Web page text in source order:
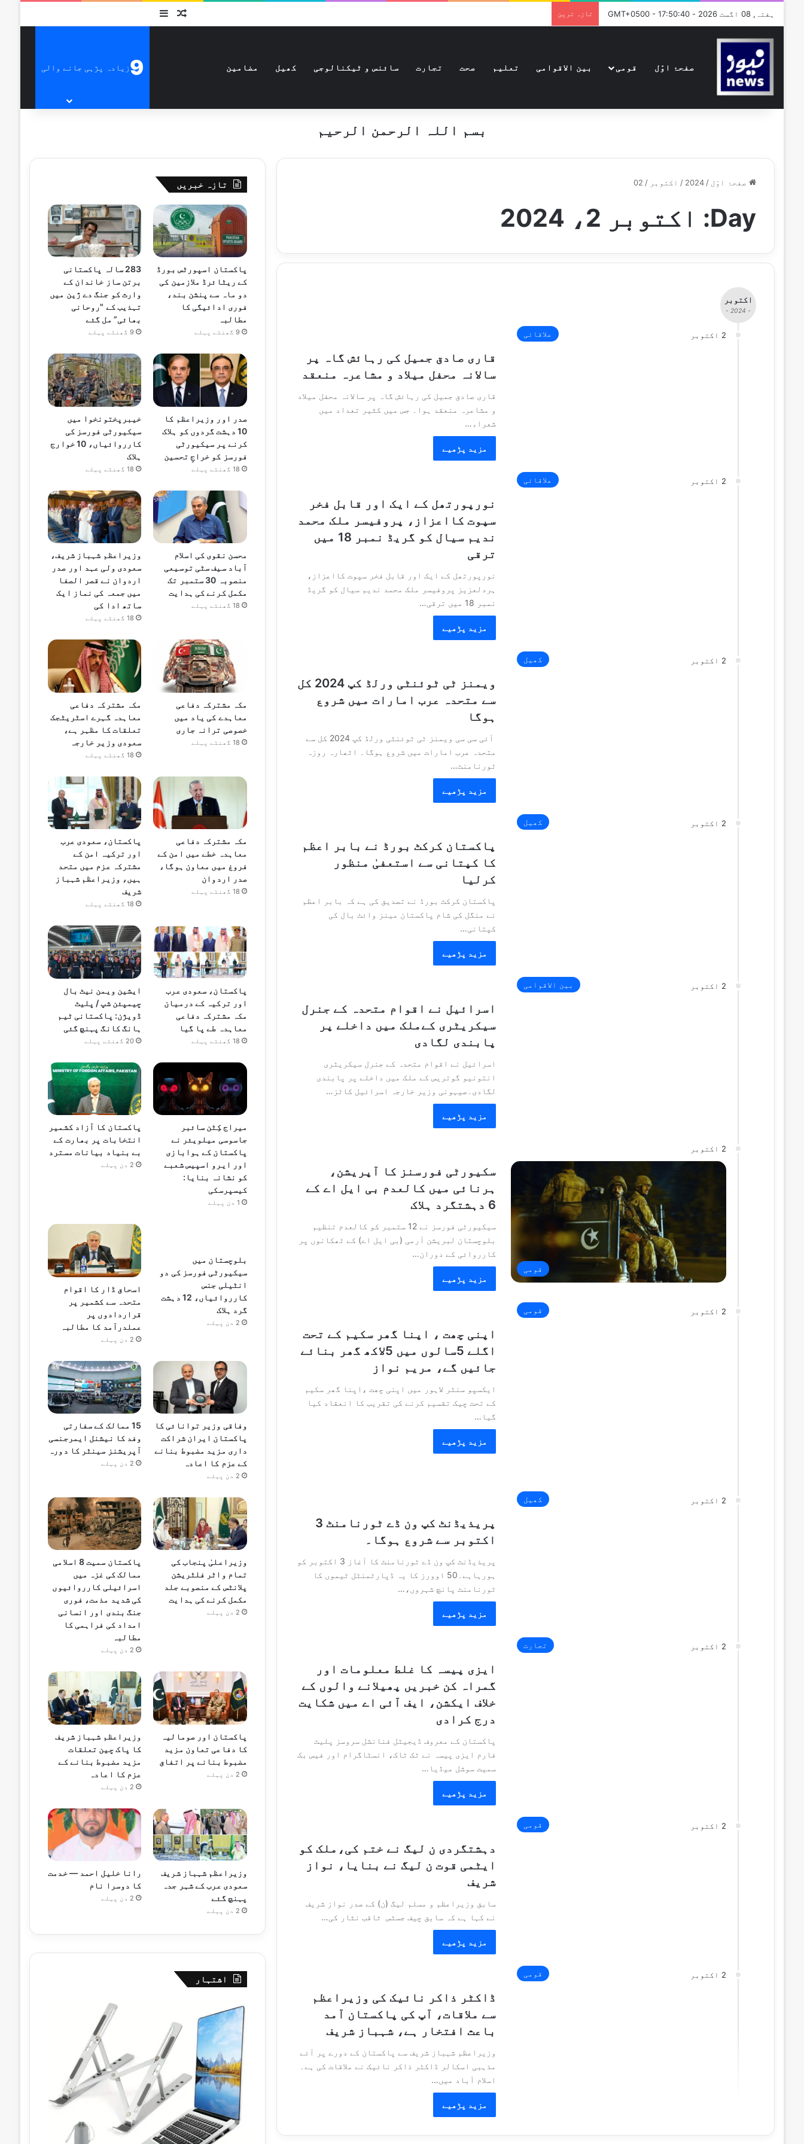
ہفتہ, 08 اگست 2026 - GMT+0500 - 17:50:40 تازہ ترین متفرق
صفحۂ اوّل قومی بین الاقوامی تعلیم صحت تجارت سائنس و ٹیکنالوجی کھیل مضامین 9زیادہ پڑہی جانے والی
بسم اللہ الرحمن الرحیم
صفحۂ اوّل /
2024
/ اکتوبر /
02
Day: اکتوبر 2، 2024
اکتوبر
- 2024 -
2 اکتوبر علاقائی
قاری صادق جمیل کی رہائش گاہ پر
سالانہ محفل میلاد و مشاعرہ منعقد
قاری صادق جمیل کی رہائش گاہ پر سالانہ محفل میلاد
و مشاعرہ منعقد ہوا۔ جس میں کثیر تعداد میں
شعراء…
مزید پڑھیے
2 اکتوبر علاقائی
نورپورتھل کے ایک اور قابل فخر
سپوت کااعزاز، پروفیسر ملک محمد
ندیم سیال کو گریڈ نمبر 18 میں
ترقی
نورپورتھل کے ایک اور قابل فخر سپوت کااعزاز،
ہردلعزیز پروفیسر ملک محمد ندیم سیال کو گریڈ
نمبر 18 میں ترقی…
مزید پڑھیے
2 اکتوبر کھیل
ویمنز ٹی ٹوئنٹی ورلڈ کپ 2024 کل
سے متحدہ عرب امارات میں شروع
ہوگا
آئی سی سی ویمنز ٹی ٹوئنٹی ورلڈ کپ 2024 کل سے
متحدہ عرب امارات میں شروع ہوگا۔ اٹھارہ روزہ
ٹورنامنٹ…
مزید پڑھیے
2 اکتوبر کھیل
پاکستان کرکٹ بورڈ نے بابر اعظم
کا کپتانی سے استعفیٰ منظور
کرلیا
پاکستان کرکٹ بورڈ نے تصدیق کی ہے کہ بابر اعظم
نے منگل کی شام پاکستان مینز وائٹ بال کی
کپتانی…
مزید پڑھیے
2 اکتوبر بین الاقوامی
اسرائیل نے اقوام متحدہ کے جنرل
سیکریٹری کےملک میں داخلے پر
پابندی لگادی
اسرائیل نے اقوام متحدہ کے جنرل سیکریٹری
انتونیو گوتریس کے ملک میں داخلے پر پابندی
لگادی۔صیہونی وزیر خارجہ اسرائیل کاٹز…
مزید پڑھیے
2 اکتوبر
قومی
سکیورٹی فورسنز کا آپریشن،
ہرنائی میں کالعدم بی ایل اے کے
6 دہشتگرد ہلاک
سیکیورٹی فورسز نے 12 ستمبر کو کالعدم تنظیم
بلوچستان لبریشن آرمی (بی ایل اے) کے ٹھکانوں پر
کارروائی کے دوران…
مزید پڑھیے
2 اکتوبر قومی
اپنی چھت ، اپنا گھر سکیم کے تحت
اگلے 5سالوں میں 5لاکھ گھر بنائے
جائیں گے، مریم نواز
ایکسپو سنٹر لاہور میں اپنی چھت ،اپنا گھر سکیم
کے تحت چیک تقسیم کرنے کی تقریب کا انعقاد کیا
گیا…
مزید پڑھیے
2 اکتوبر کھیل
پریذیڈنٹ کپ ون ڈے ٹورنامنٹ 3
اکتوبر سے شروع ہوگا۔
پریذیڈنٹ کپ ون ڈے ٹورنامنٹ کا آغاز 3 اکتوبر کو
ہورہاہے۔50 اوورز کا یہ ڈپارٹمنٹل ٹیموں کا
ٹورنامنٹ پانچ شہروں،…
مزید پڑھیے
2 اکتوبر تجارت
ایزی پیسہ کا غلط معلومات اور
گمراہ کن خبریں پھیلانے والوں کے
خلاف ایکشن، ایف آئی اے میں شکایت
درج کرادی
پاکستان کے معروف ڈیجیٹل فنانشل سروسز پلیٹ
فارم ایزی پیسہ نے ٹک ٹاک، انسٹاگرام اور فیس بک
سمیت سوشل میڈیا…
مزید پڑھیے
2 اکتوبر قومی
دہشتگردی ن لیگ نے ختم کی،ملک کو
ایٹمی قوت ن لیگ نے بنایا، نواز
شریف
سابق وزیراعظم و مسلم لیگ (ن) کے صدر نواز شریف
نے کہا ہے کہ سابق چیف جسٹس ثاقب نثار کی…
مزید پڑھیے
2 اکتوبر قومی
ڈاکٹر ذاکر نائیک کی وزیراعظم
سے ملاقات، آپ کی پاکستان آمد
باعث افتخار ہے، شہباز شریف
وزیراعظم شہباز شریف سے پاکستان کے دورے پر آئے
مذہبی اسکالر ڈاکٹر ذاکر نائیک نے ملاقات کی ہے۔
اسلام آباد میں…
مزید پڑھیے
تازہ خبریں
پاکستان اسپورٹس بورڈ
کے ریٹائرڈ ملازمین کی
دو ماہ سے پنشن بند،
فوری ادائیگی کا
مطالبہ
9 گھنٹے پہلے
283 سالہ پاکستانی
برتن ساز خاندان کے
وارث کو جنگ دے ژین میں
تہذیب کے "روحانی
بھائی” مل گئے
9 گھنٹے پہلے
صدر اور وزیراعظم کا
10 دہشت گردوں کو ہلاک
کرنے پر سیکیورٹی
فورسز کو خراجِ تحسین
18 گھنٹے پہلے
خیبرپختونخوا میں
سیکیورٹی فورسز کی
کارروائیاں، 10 خوارج
ہلاک
18 گھنٹے پہلے
محسن نقوی کی اسلام
آباد سیف سٹی توسیعی
منصوبہ 30 ستمبر تک
مکمل کرنے کی ہدایت
18 گھنٹے پہلے
وزیراعظم شہباز شریف،
سعودی ولی عہد اور صدر
اردوان نے قصر الصفا
میں جمعہ کی نماز ایک
ساتھ ادا کی
18 گھنٹے پہلے
مکہ مشترکہ دفاعی
معاہدے کی یاد میں
خصوصی ترانہ جاری
18 گھنٹے پہلے
مکہ مشترکہ دفاعی
معاہدہ گہرے اسٹریٹجک
تعلقات کا مظہر ہے،
سعودی وزیر خارجہ
18 گھنٹے پہلے
مکہ مشترکہ دفاعی
معاہدہ خطے میں امن کے
فروغ میں معاون ہوگا،
صدر اردوان
18 گھنٹے پہلے
پاکستان، سعودی عرب
اور ترکیہ امن کے
مشترکہ عزم میں متحد
ہیں، وزیراعظم شہباز
شریف
18 گھنٹے پہلے
پاکستان، سعودی عرب
اور ترکیہ کے درمیان
مکہ مشترکہ دفاعی
معاہدہ طے پا گیا
18 گھنٹے پہلے
ایشین ویمن نیٹ بال
چیمپئن شپ / پلیٹ
ڈویژن: پاکستانی ٹیم
ہانگ کانگ پہنچ گئی
20 گھنٹے پہلے
میراج کِٹن سائبر
جاسوسی میلویئر نے
پاکستان کے ہوابازی
اور ایرو اسپیس شعبے
کو نشانہ بنایا:
کیسپرسکی
1 دن پہلے
پاکستان کا آزاد کشمیر
انتخابات پر بھارت کے
بے بنیاد بیانات مسترد
2 دن پہلے
بلوچستان میں
سیکیورٹی فورسز کی دو
انٹیلی جنس
کارروائیاں، 12 دہشت
گرد ہلاک
2 دن پہلے
اسحاق ڈار کا اقوام
متحدہ سے کشمیر پر
قراردادوں پر
عملدرآمد کا مطالبہ
2 دن پہلے
وفاقی وزیر توانائی کا
پاکستان ایران شراکت
داری مزید مضبوط بنانے
کے عزم کا اعادہ
2 دن پہلے
15 ممالک کے سفارتی
وفد کا نیشنل ایمرجنسی
آپریشنز سینٹر کا دورہ
2 دن پہلے
وزیراعلیٰ پنجاب کی
تمام واٹر فلٹریشن
پلانٹس کے منصوبے جلد
مکمل کرنے کی ہدایت
2 دن پہلے
پاکستان سمیت 8 اسلامی
ممالک کی غزہ میں
اسرائیلی کارروائیوں
کی شدید مذمت، فوری
جنگ بندی اور انسانی
امداد کی فراہمی کا
مطالبہ
2 دن پہلے
پاکستان اور صومالیہ
کا دفاعی تعاون مزید
مضبوط بنانے پر اتفاق
2 دن پہلے
وزیراعظم شہباز شریف
کا پاک چین تعلقات
مزید مضبوط بنانے کے
عزم کا اعادہ
2 دن پہلے
وزیراعظم شہباز شریف
سعودی عرب کے شہر جدہ
پہنچ گئے
2 دن پہلے
رانا خلیل احمد — خدمت
کا دوسرا نام
2 دن پہلے
اشتہار